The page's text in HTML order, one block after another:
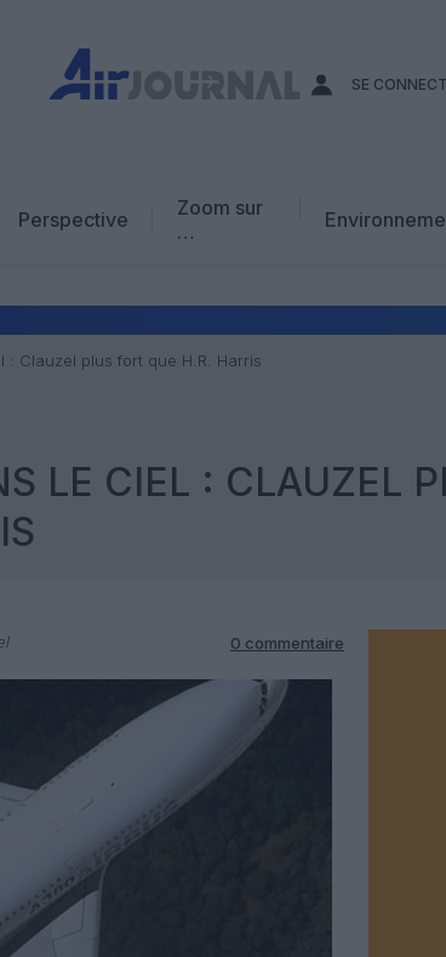
SE
Perspective
Zoom sur
…
Avis d’expert
: Clauzel plus fort que H.R. Harris
LE CIEL : CLAUZEL
0 commentaire